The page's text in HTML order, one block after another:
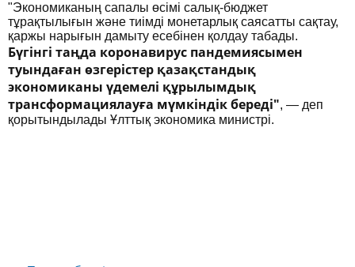
"Экономиканың сапалы өсімі салық-бюджет
тұрақтылығын және тиімді монетарлық саясатты сақтау,
қаржы нарығын дамыту есебінен қолдау табады.
Бүгінгі таңда коронавирус пандемиясымен
туындаған өзгерістер қазақстандық
экономиканы үдемелі құрылымдық
трансформациялауға мүмкіндік береді", — деп
қорытындылады Ұлттық экономика министрі.